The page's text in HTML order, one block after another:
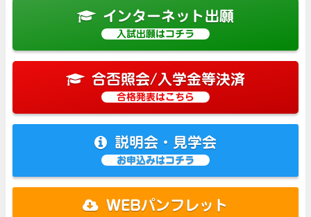
インターネット出願
入試出願はコチラ
合否照会/入学金等決済
合格発表はこちら
説明会・見学会
お申込みはコチラ
WEBパンフレット